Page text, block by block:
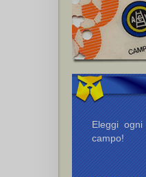
Eleggi
campo!